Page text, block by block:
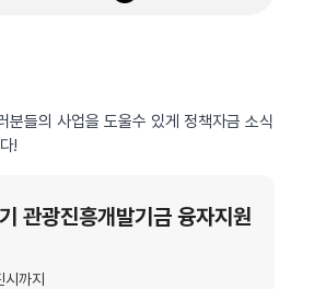
분들의 사업을 도울수 있게 정책자금 소식
!
관광진흥개발기금 융자지원
까지